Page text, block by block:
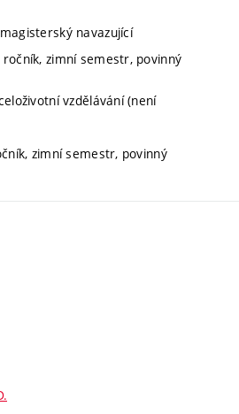
magisterský navazující
ročník, zimní semestr, povinný
vzdělávání (není
zimní semestr, povinný